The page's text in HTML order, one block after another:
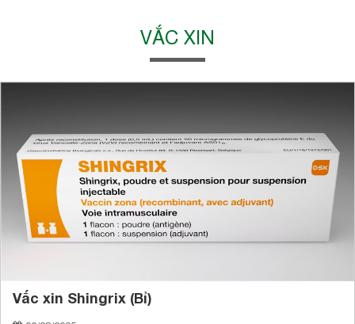
VẮC XIN
Vắc xin Shingrix (Bỉ)